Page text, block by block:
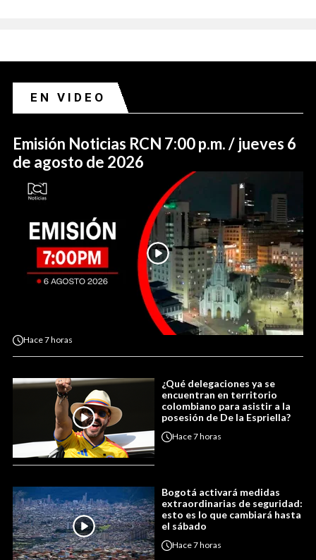
EN VIDEO
Emisión Noticias RCN 7:00 p.m. / jueves 6
de agosto de 2026
Hace7 horas
¿Qué delegaciones ya se
encuentran en territorio
colombiano para asistir a la
posesión de De la Espriella?
Hace7 horas
Bogotá activará medidas
extraordinarias de seguridad:
esto es lo que cambiará hasta
el sábado
Hace7 horas